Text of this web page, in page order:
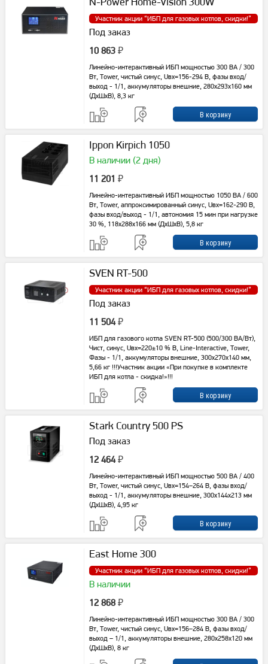
Участник акции “ИБП для газовых котлов, скидки!”
Под заказ
10 863 ₽
Линейно-интерактивный ИБП мощностью 300 ВА / 300
Вт, Tower, чистый синус, Uвх=156-294 В, фазы вход/
выход - 1/1, аккумуляторы внешние, 280x293x160 мм
(ДхШхВ), 8,3 кг
Ippon Kirpich 1050
В наличии (2 дня)
11 201 ₽
Линейно-интерактивный ИБП мощностью 1050 ВА / 600
Вт, Tower, аппроксимированный синус, Uвх=162-290 В,
фазы вход/выход - 1/1, автономия 15 мин при нагрузке
30 %, 118х288х166 мм (ДхШхВ), 5,8 кг
SVEN RT-500
Участник акции “ИБП для газовых котлов, скидки!”
Под заказ
11 504 ₽
ИБП для газового котла SVEN RT-500 (500/300 ВА/Вт),
Чист, синус, Uвх=220±10 % В, Line-Interactive, Tower,
Фазы - 1/1, аккумуляторы внешние, 300х270х140 мм,
5,66 кг !!!Участник акции «При покупке в комплекте
ИБП для котла - скидка!»!!!
Stark Country 500 PS
Под заказ
12 464 ₽
Линейно-интерактивный ИБП мощностью 500 ВА / 400
Вт, Tower, чистый синус, Uвх=154–264 В, фазы вход/
выход - 1/1, аккумуляторы внешние, 300x144x213 мм
(ДхШхВ), 4,95 кг
East Home 300
Участник акции “ИБП для газовых котлов, скидки!”
В наличии
12 868 ₽
Линейно-интерактивный ИБП мощностью 300 ВА / 300
Вт, Tower, чистый синус, Uвх=156–284 В, фазы вход/
выход – 1/1, аккумуляторы внешние, 280x258x120 мм
(ДxШxВ), 8 кг